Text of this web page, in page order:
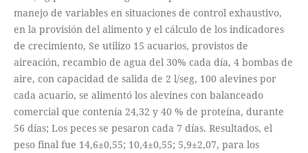
manejo de variables en situaciones de control exhaustivo,
en la provisión del alimento y el cálculo de los indicadores
de crecimiento, Se utilizo 15 acuarios, provistos de
aireación, recambio de agua del 30% cada día, 4 bombas de
aire, con capacidad de salida de 2 l/seg, 100 alevines por
cada acuario, se alimentó los alevines con balanceado
comercial que contenía 24,32 y 40 % de proteína, durante
56 días; Los peces se pesaron cada 7 días. Resultados, el
peso final fue 14,6±0,55; 10,4±0,55; 5,9±2,07, para los